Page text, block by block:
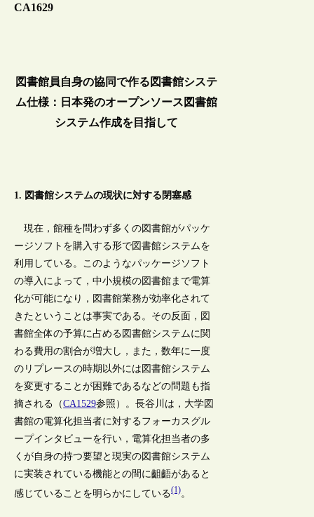
CA1629
図書館員自身の協同で作る図書館システ
ム仕様：日本発のオープンソース図書館
システム作成を目指して
1. 図書館システムの現状に対する閉塞感
現在，館種を問わず多くの図書館がパッケ
ージソフトを購入する形で図書館システムを
利用している。このようなパッケージソフト
の導入によって，中小規模の図書館まで電算
化が可能になり，図書館業務が効率化されて
きたということは事実である。その反面，図
書館全体の予算に占める図書館システムに関
わる費用の割合が増大し，また，数年に一度
のリプレースの時期以外には図書館システム
を変更することが困難であるなどの問題も指
摘される（CA1529参照）。長谷川は，大学図
書館の電算化担当者に対するフォーカスグル
ープインタビューを行い，電算化担当者の多
くが自身の持つ要望と現実の図書館システム
に実装されている機能との間に齟齬があると
感じていることを明らかにしている(1)。